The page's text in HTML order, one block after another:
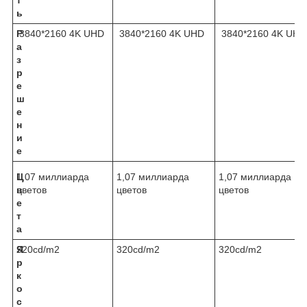
ь
Р
а
з
р
е
ш
е
н
и
е
3840*2160 4K UHD 3840*2160 4K UHD 3840*2160 4K UHD
Ц
в
е
т
а
1,07 миллиарда
цветов
1,07 миллиарда
цветов
1,07 миллиарда
цветов
Я
р
к
о
с
320cd/m2 320cd/m2 320cd/m2